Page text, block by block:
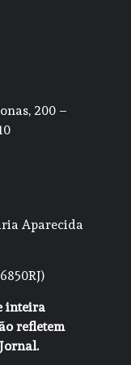
200 –
Aparecida
inteira
refletem